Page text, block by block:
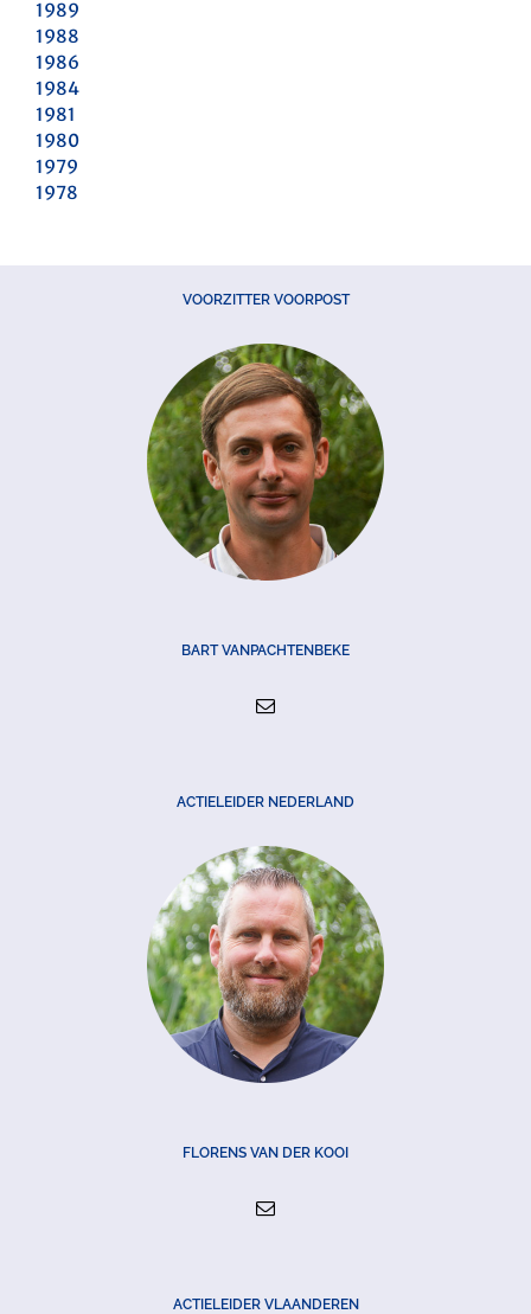
1989
1988
1986
1984
1981
1980
1979
1978
VOORZITTER VOORPOST
BART VANPACHTENBEKE
ACTIELEIDER NEDERLAND
FLORENS VAN DER KOOI
ACTIELEIDER VLAANDEREN